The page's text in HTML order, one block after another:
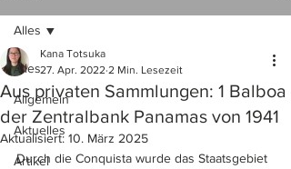
Alles
Allgemein
Aktuelles
Artikel
Alles
Aus privaten Sammlungen: 1 Balboa
der Zentralbank Panamas von 1941
Kana Totsuka
27. Apr. 2022 2 Min. Lesezeit
Aktualisiert: 10. März 2025
Durch die Conquista wurde das Staatsgebiet